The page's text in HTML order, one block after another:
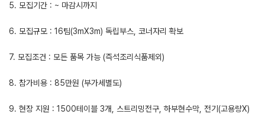
5. 모집기간 : ~ 마감시까지
6. 모집규모 : 16팀(3mX3m) 독립부스, 코너자리 확보
7. 모집조건 : 모든 품목 가능 (즉석조리식품제외)
8. 참가비용 : 85만원 (부가세별도)
9. 현장 지원 : 1500테이블 3개, 스트리밍전구, 하부현수막, 전기(고용량X)